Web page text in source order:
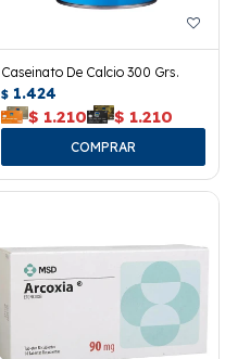
Caseinato De Calcio 300 Grs.
$ 1.424
$ 1.210 $ 1.210